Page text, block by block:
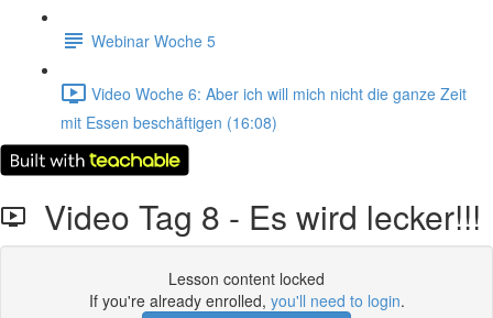
Webinar Woche 5
Video Woche 6: Aber ich will mich nicht die ganze Zeit
mit Essen beschäftigen (16:08)
Video Tag 8 - Es wird lecker!!!
Lesson content locked
If you're already enrolled, you'll need to login.